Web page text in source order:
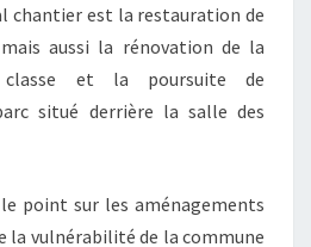
chantier est la restauration de
aussi la rénovation de la
et la poursuite de
situé derrière la salle des
point sur les aménagements
la vulnérabilité de la commune